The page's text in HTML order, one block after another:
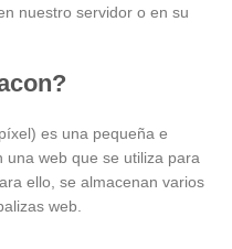
nuestro servidor o en su
es una pequeña e
una web que se utiliza para
ello, se almacenan varios
web.